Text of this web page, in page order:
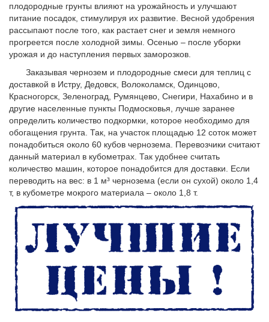
плодородные грунты влияют на урожайность и улучшают
питание посадок, стимулируя их развитие. Весной удобрения
рассыпают после того, как растает снег и земля немного
прогреется после холодной зимы. Осенью – после уборки
урожая и до наступления первых заморозков.
Заказывая чернозем и плодородные смеси для теплиц с
доставкой в Истру, Дедовск, Волоколамск, Одинцово,
Красногорск, Зеленоград, Румянцево, Снегири, Нахабино и в
другие населенные пункты Подмосковья, лучше заранее
определить количество подкормки, которое необходимо для
обогащения грунта. Так, на участок площадью 12 соток может
понадобиться около 60 кубов чернозема. Перевозчики считают
данный материал в кубометрах. Так удобнее считать
количество машин, которое понадобится для доставки. Если
переводить на вес: в 1 м³ чернозема (если он сухой) около 1,4
т, в кубометре мокрого материала – около 1,8 т.